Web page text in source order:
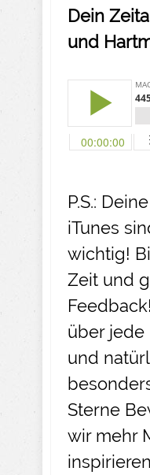
Dein
und
P.S.:
iTunes
wichtig!
Zeit und
über jede
und
Sterne
wir mehr